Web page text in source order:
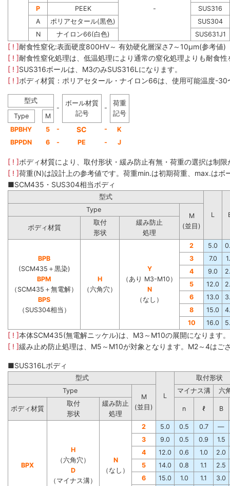
-
P
PEEK
SUS316
A
ポリアセタール(黒色)
SUS304
N
ナイロン66(白色) SUS631J1
[ ! ]耐食性窒化:表面硬度800HV～ 有効硬化層深さ7～10μm(参考値)
[ ! ]耐食性窒化処理は、低温処理により通常の窒化処理よりも耐食
[ ! ]SUS316ボールは、M3のみSUS316Lになります。
[ ! ]ボディ材質：ポリアセタール・ナイロン66は、使用可能温度-
型式
-
ボール材質
記号
-
荷重
記号
Type
M
BPBHY
5 - SC -
K
BPPDN
6 - PE - J
[ ! ]ボディ材質により、取付形状・緩み防止有無・荷重の選択は制
[ ! ]荷重(N)は設計上の参考値です。荷重min.は初期荷重、max.は
■SCM435・SUS304相当ボディ
型式
L
Type
M
(並目)
ボディ材質
取付
形状
緩み防止
処理
BPB
(SCM435＋黒染)
BPM
（SCM435＋無電解）
BPS
（SUS304相当）
H
（六角穴）
Y
（あり M3-M10）
N
（なし）
2 5.0
3
7.0
4
9.0
5
12.0
6
13.0
8
15.0
10
16.0
[ ! ]本体SCM435(無電解ニッケル)は、M3～M10の展開になります
[ ! ]緩み止め防止処理は、M5～M10が対象となります。M2～4はご
■SUS316Lボディ
型式
L
取付形状
Type
M
(並目)
マイナス溝 六
ボディ材質
取付
形状
緩み防止
処理
n ℓ B
BPX
H
（六角穴）
D
（マイナス溝）
N
（なし）
2 5.0 0.5 0.7
―
3
9.0 0.5 0.9
1.5
4
12.0 0.6 1.0
2.0
5
14.0 0.8 1.1
2.5
6
15.0 1.0 1.1
3.0